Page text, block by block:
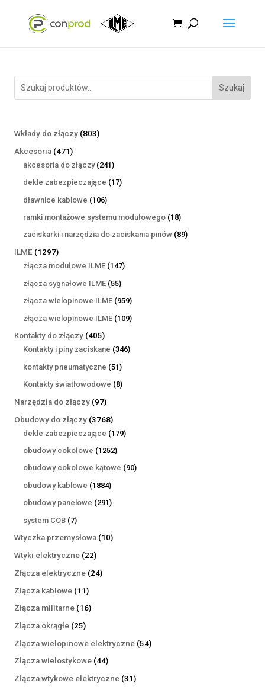
Szukaj
Wkłady do złączy 803803
Akcesoria 471471
produktów
akcesoria do złączy 241241
produktów
dekle zabezpieczające 1717
dławnice kablowe 106106
produktów
ramki montażowe systemu modułowego 1818
produktów
zaciskarki i narzędzia do zaciskania pinów 8989
ILME 12971297
produktów
złącza modułowe ILME 147147
złącza sygnałowe ILME 5555
produktów
złącza wielopinowe ILME 959959
produktów
złącza wielopinowe ILME 109109
Kontakty do złączy 405405
produktów
Kontakty i piny zaciskane 346346
kontakty pneumatyczne 5151
produktów
Kontakty światłowodowe 88
Narzędzia do złączy 9797
produktów
Obudowy do złączy 37683768
produktów
dekle zabezpieczające 179179
obudowy cokołowe 12521252
produkty
obudowy cokołowe kątowe 9090
obudowy kablowe 18841884
produkty
obudowy panelowe 291291
system COB 77
produktów
Wtyczka przemysłowa 1010
Wtyki elektryczne 2222
produkty
Złącza elektryczne 2424
Złącza kablowe 1111
produktów
Złącza militarne 1616
Złącza okrągłe 2525
produktów
Złącza wielopinowe elektryczne 5454
Złącza wielostykowe 4444
produkty
Złącza wtykowe elektryczne 3131